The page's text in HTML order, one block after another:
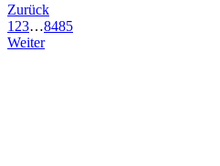
Zurück
1 23…8485
Weiter